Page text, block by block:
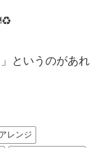
というのがあれ
レンジ